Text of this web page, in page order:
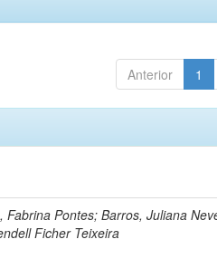
Anterior 1
Fabrina Pontes; Barros, Juliana
Ficher Teixeira